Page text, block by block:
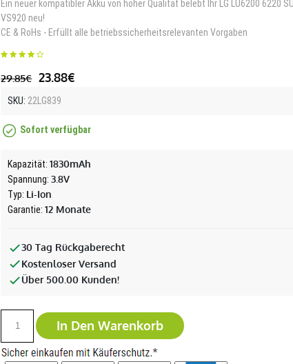
Ein neuer kompatibler Akku von hoher Qualität belebt Ihr LG LU6200 6220
VS920 neu!
CE & RoHs - Erfüllt alle betriebssicherheitsrelevanten Vorgaben
29.85€ 23.88€
SKU: 22LG839
Sofort verfügbar
Kapazität:1830mAh
Spannung:3.8V
Typ: Li-Ion
Garantie:12 Monate
30 Tag Rückgaberecht
Kostenloser Versand
Über 500.00 Kunden!
In Den Warenkorb